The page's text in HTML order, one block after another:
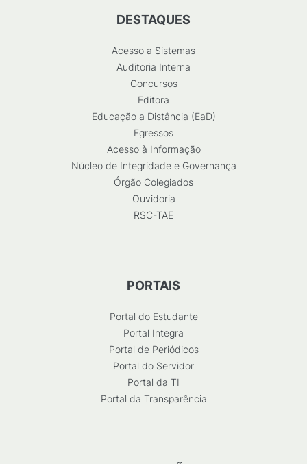
DESTAQUES
Acesso a Sistemas
Auditoria Interna
Concursos
Editora
Educação a Distância (EaD)
Egressos
Acesso à Informação
Núcleo de Integridade e Governança
Órgão Colegiados
Ouvidoria
RSC-TAE
PORTAIS
Portal do Estudante
Portal Integra
Portal de Periódicos
Portal do Servidor
Portal da TI
Portal da Transparência